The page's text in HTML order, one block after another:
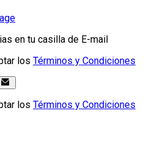
en tu casilla de E-mail
los Términos y Condiciones
los Términos y Condiciones